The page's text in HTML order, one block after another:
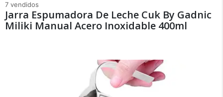
7 vendidos
Jarra Espumadora De Leche Cuk By Gadnic
Miliki Manual Acero Inoxidable 400ml